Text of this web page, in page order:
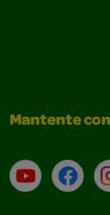
Mantente
YouTube